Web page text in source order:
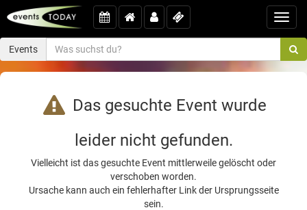
Events
Das gesuchte Event wurde
leider nicht gefunden.
Vielleicht ist das gesuchte Event mittlerweile gelöscht oder
verschoben worden.
Ursache kann auch ein fehlerhafter Link der Ursprungsseite
sein.